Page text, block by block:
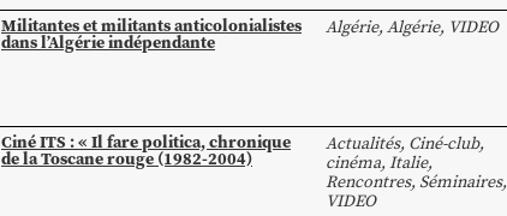
Militantes et militants anticolonialistes
dans l’Algérie indépendante
Algérie, Algérie, VIDEO
Ciné ITS : « Il fare politica, chronique
de la Toscane rouge (1982-2004)
Actualités, Ciné-club,
cinéma, Italie,
Rencontres, Séminaires,
VIDEO